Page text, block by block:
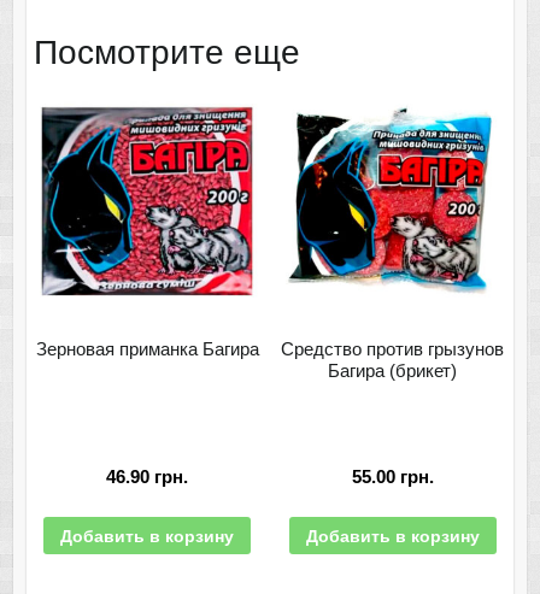
Посмотрите еще
Зерновая приманка Багира
46.90 грн.
Добавить в корзину
Средство против грызунов
Багира (брикет)
55.00 грн.
Добавить в корзину